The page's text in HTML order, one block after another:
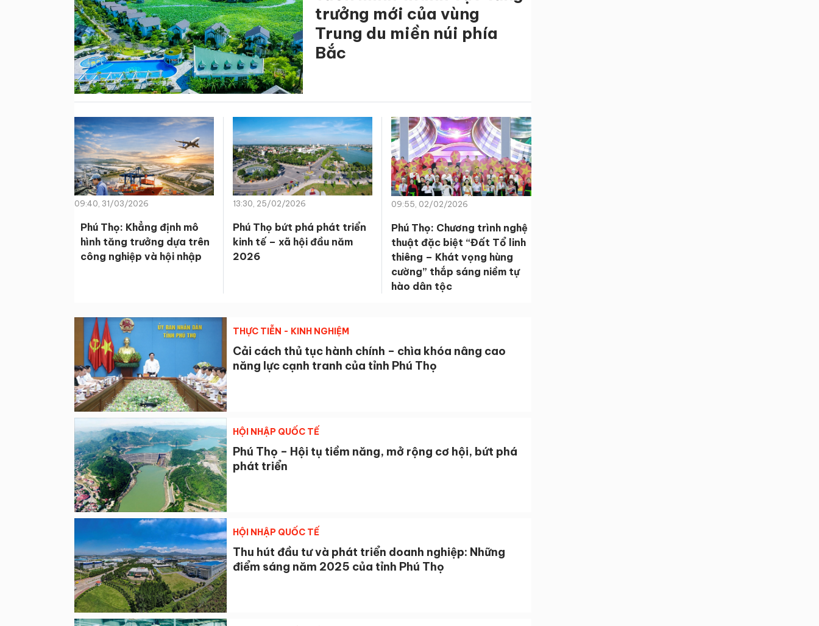
trưởng mới của vùng
Trung du miền núi phía
Bắc
09:40, 31/03/2026
Phú Thọ: Khẳng định mô
hình tăng trưởng dựa trên
công nghiệp và hội nhập
13:30, 25/02/2026
Phú Thọ bứt phá phát triển
kinh tế – xã hội đầu năm
2026
09:55, 02/02/2026
Phú Thọ: Chương trình nghệ
thuật đặc biệt “Đất Tổ linh
thiêng – Khát vọng hùng
cường” thắp sáng niềm tự
hào dân tộc
THỰC TIỄN - KINH NGHIỆM
Cải cách thủ tục hành chính – chìa khóa nâng cao
năng lực cạnh tranh của tỉnh Phú Thọ
HỘI NHẬP QUỐC TẾ
Phú Thọ – Hội tụ tiềm năng, mở rộng cơ hội, bứt phá
phát triển
HỘI NHẬP QUỐC TẾ
Thu hút đầu tư và phát triển doanh nghiệp: Những
điểm sáng năm 2025 của tỉnh Phú Thọ